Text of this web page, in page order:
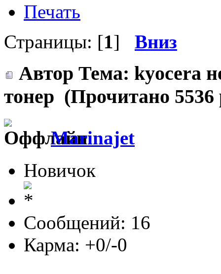
Печать
Страницы: [1] Вниз
Автор Тема: kyocera
тонер (Прочитано 5536
Marinajet
Новичок
Сообщений: 16
Карма: +0/-0